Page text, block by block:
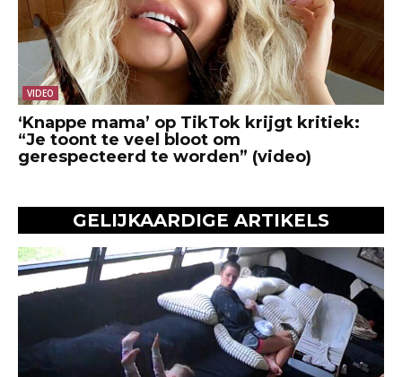
VIDEO
‘Knappe mama’ op TikTok krijgt kritiek:
“Je toont te veel bloot om
gerespecteerd te worden” (video)
GELIJKAARDIGE ARTIKELS